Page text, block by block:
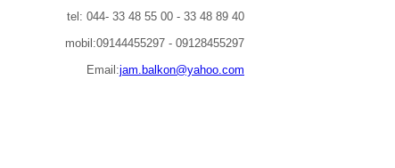
tel: 044- 33 48 55 00 - 33 48 89 40
mobil:09144455297 - 09128455297
Email:jam.balkon@yahoo.com